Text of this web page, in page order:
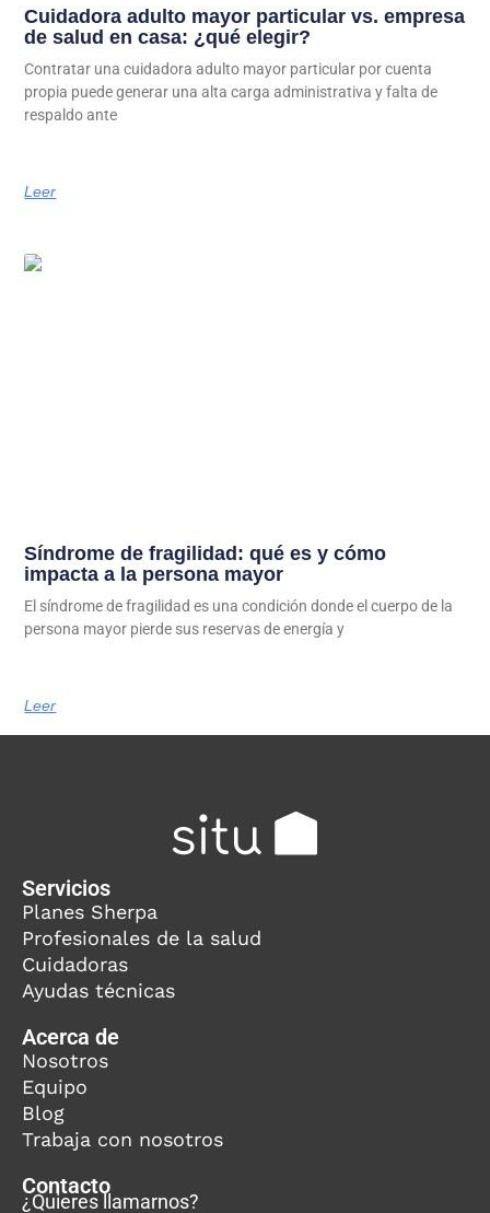
Cuidadora adulto mayor particular vs. empresa
de salud en casa: ¿qué elegir?
Contratar una cuidadora adulto mayor particular por cuenta
propia puede generar una alta carga administrativa y falta de
respaldo ante
Leer
Síndrome de fragilidad: qué es y cómo
impacta a la persona mayor
El síndrome de fragilidad es una condición donde el cuerpo de la
persona mayor pierde sus reservas de energía y
Leer
Servicios
Planes Sherpa
Profesionales de la salud
Cuidadoras
Ayudas técnicas
Acerca de
Nosotros
Equipo
Blog
Trabaja con nosotros
Contacto
¿Quieres llamarnos?